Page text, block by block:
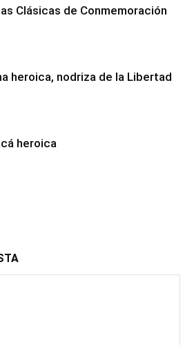
Clásicas de Conmemoración
heroica, nodriza de la Libertad
heroica